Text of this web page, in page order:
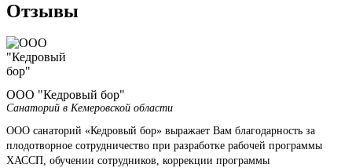
Отзывы
ООО "Кедровый бор"
Санаторий в Кемеровской области
ООО санаторий «Кедровый бор» выражает Вам благодарность за
плодотворное сотрудничество при разработке рабочей программы
ХАССП, обучении сотрудников, коррекции программы